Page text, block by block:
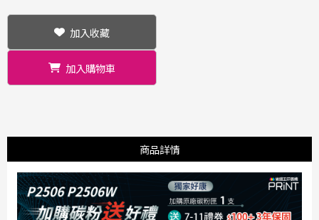
加入收藏
加入購物車
商品詳情